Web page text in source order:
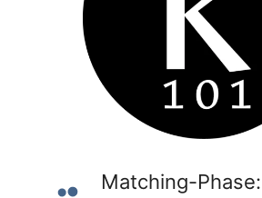
Matching-